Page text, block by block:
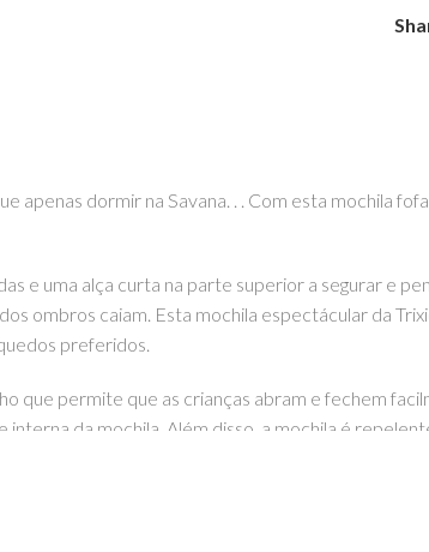
apenas dormir na Savana. . . Com esta mochila
e uma alça curta na parte superior a segurar e
ombros caiam. Esta mochila espectácular da
preferidos.
que permite que as crianças abram e fechem
da mochila. Além disso, a mochila é
menos repelente ela ficará.